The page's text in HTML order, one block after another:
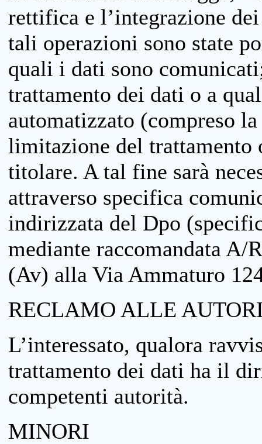
rettifica e l’integrazione
tali operazioni sono state
quali i dati sono
trattamento dei dati o a
automatizzato (compreso
limitazione del trattamento
titolare. A tal fine sarà
attraverso specifica
indirizzata del Dpo
mediante raccomandata
(Av) alla Via Ammaturo
RECLAMO ALLE
L’interessato, qualora
trattamento dei dati ha il
competenti autorità.
MINORI